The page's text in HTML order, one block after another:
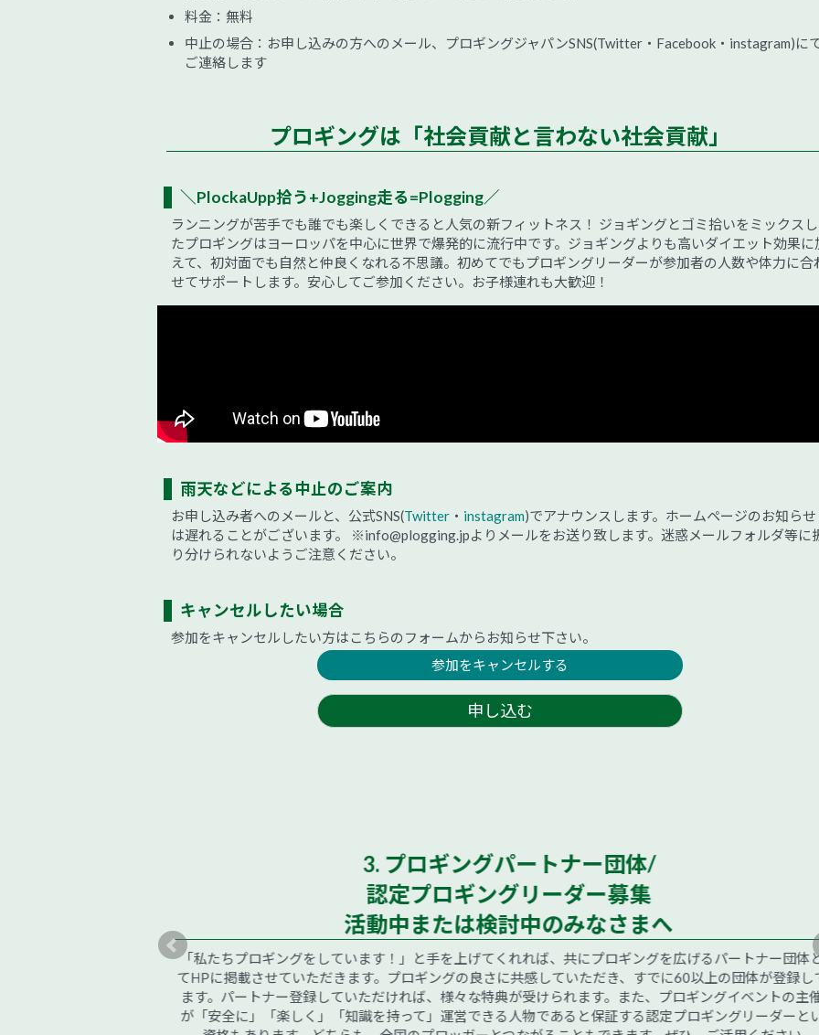
料金：無料
中止の場合：お申し込みの方へのメール、プロギングジャパンSNS(Twitter・Facebook・instagram)に
ご連絡します
プロギングは「社会貢献と言わない社会貢献」
＼PlockaUpp拾う+Jogging走る=Plogging／
ランニングが苦手でも誰でも楽しくできると人気の新フィットネス！ ジョギングとゴミ拾いをミックスし
たプロギングはヨーロッパを中心に世界で爆発的に流行中です。ジョギングよりも高いダイエット効果に
えて、初対面でも自然と仲良くなれる不思議。初めてでもプロギングリーダーが参加者の人数や体力に合
せてサポートします。安心してご参加ください。お子様連れも大歓迎！
雨天などによる中止のご案内
お申し込み者へのメールと、公式SNS(Twitter ・ instagram)でアナウンスします。ホームページのお知らせ
は遅れることがございます。
※info@plogging.jpよりメールをお送り致します。迷惑メールフォルダ等に
り分けられないようご注意ください。
キャンセルしたい場合
参加をキャンセルしたい方はこちらのフォームからお知らせ下さい。
参加をキャンセルする
申し込む
3. プロギングパートナー団体/
認定プロギングリーダー募集
活動中または検討中のみなさまへ
「私たちプロギングをしています！」と手を上げてくれれば、共にプロギングを広げるパートナー団体と
てHPに掲載させていただきます。プロギングの良さに共感していただき、すでに60以上の団体が登録し
ます。パートナー登録していただければ、様々な特典が受けられます。また、プロギングイベントの主催
が「安全に」「楽しく」「知識を持って」運営できる人物であると保証する認定プロギングリーダーとい